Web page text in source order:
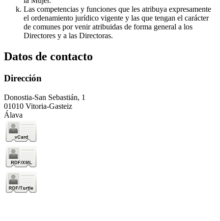
Las competencias y funciones que les atribuya expresamente
el ordenamiento jurídico vigente y las que tengan el carácter
de comunes por venir atribuidas de forma general a los
Directores y a las Directoras.
Datos de contacto
Dirección
Donostia-San Sebastián, 1
01010 Vitoria-Gasteiz
Álava